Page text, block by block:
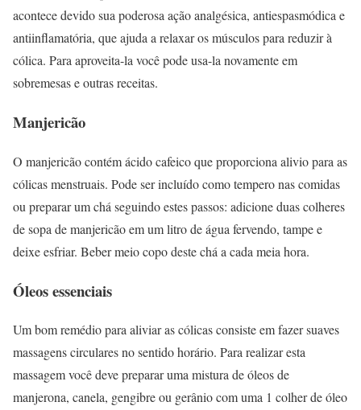
acontece devido sua poderosa ação analgésica, antiespasmódica e
antiinflamatória, que ajuda a relaxar os músculos para reduzir à
cólica. Para aproveita-la você pode usa-la novamente em
sobremesas e outras receitas.
Manjericão
O manjericão contém ácido cafeico que proporciona alivio para as
cólicas menstruais. Pode ser incluído como tempero nas comidas
ou preparar um chá seguindo estes passos: adicione duas colheres
de sopa de manjericão em um litro de água fervendo, tampe e
deixe esfriar. Beber meio copo deste chá a cada meia hora.
Óleos essenciais
Um bom remédio para aliviar as cólicas consiste em fazer suaves
massagens circulares no sentido horário. Para realizar esta
massagem você deve preparar uma mistura de óleos de
manjerona, canela, gengibre ou gerânio com uma 1 colher de óleo